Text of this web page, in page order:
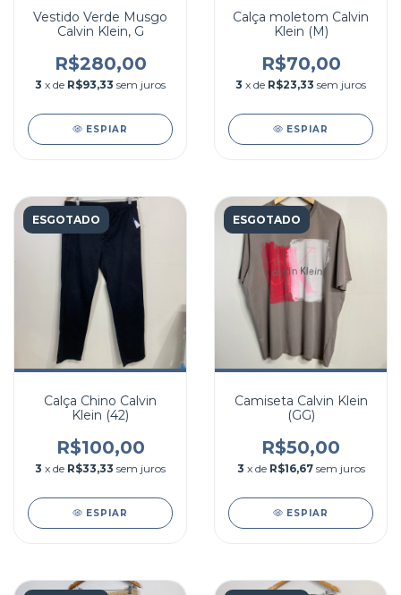
Vestido Verde Musgo
Calvin Klein, G
R$280,00
3 x de R$93,33 sem juros
ESPIAR
Calça moletom Calvin
Klein (M)
R$70,00
3 x de R$23,33 sem juros
ESPIAR
ESGOTADO
Calça Chino Calvin
Klein (42)
R$100,00
3 x de R$33,33 sem juros
ESPIAR
ESGOTADO
Camiseta Calvin Klein
(GG)
R$50,00
3 x de R$16,67 sem juros
ESPIAR